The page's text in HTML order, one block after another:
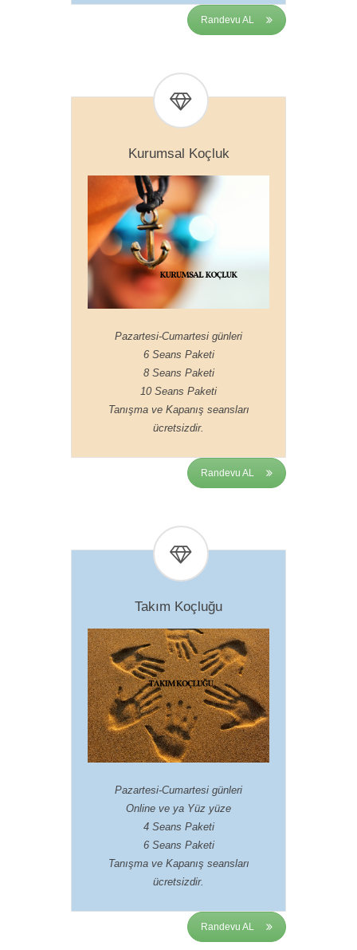
Randevu AL
Kurumsal Koçluk
Pazartesi-Cumartesi günleri
6 Seans Paketi
8 Seans Paketi
10 Seans Paketi
Tanışma ve Kapanış seansları
ücretsizdir.
Randevu AL
Takım Koçluğu
Pazartesi-Cumartesi günleri
Online ve ya Yüz yüze
4 Seans Paketi
6 Seans Paketi
Tanışma ve Kapanış seansları
ücretsizdir.
Randevu AL